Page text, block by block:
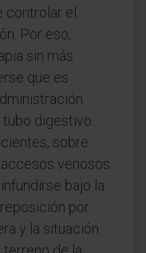
el
Por eso,
sin más
que es
tubo digestivo.
sobre
venosos
bajo la
por
y la situación